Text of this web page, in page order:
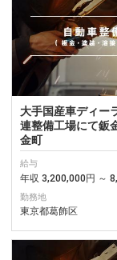
大手国産車ディー
連整備工場にて鈑
金町
給与
年収 3,200,000円 ～
勤務地
東京都葛飾区